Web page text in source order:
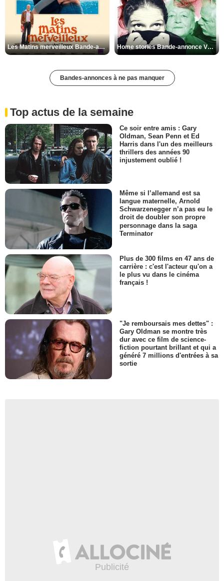
Les Matins merveilleux Bande-annonce VF Home stories Bande-annonce VO STFR
Bandes-annonces à ne pas manquer
Top actus de la semaine
Ce soir entre amis : Gary
Oldman, Sean Penn et Ed
Harris dans l'un des meilleurs
thrillers des années 90
injustement oublié !
Même si l’allemand est sa
langue maternelle, Arnold
Schwarzenegger n’a pas eu le
droit de doubler son propre
personnage dans la saga
Terminator
Plus de 300 films en 47 ans de
carrière : c'est l'acteur qu'on a
le plus vu dans le cinéma
français !
"Je remboursais mes dettes" :
Gary Oldman se montre très
dur avec ce film de science-
fiction pourtant brillant et qui a
généré 7 millions d'entrées à sa
sortie